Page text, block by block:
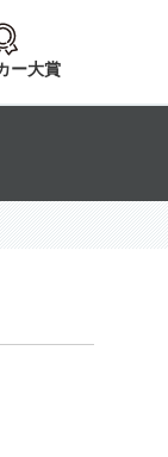
ー大賞